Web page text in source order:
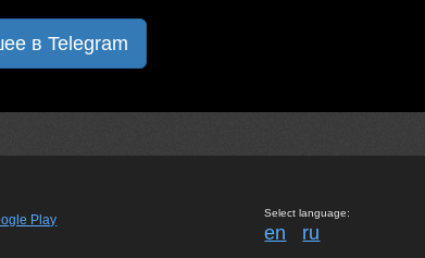
в Telegram
Select language:
en ru